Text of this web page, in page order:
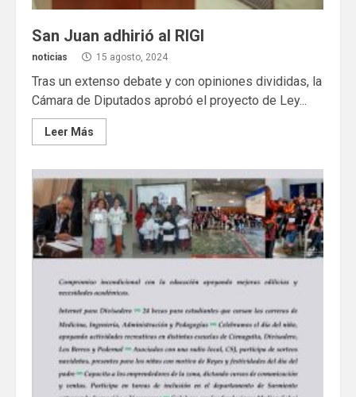
San Juan adhirió al RIGI
noticias 15 agosto, 2024
Tras un extenso debate y con opiniones divididas, la
Cámara de Diputados aprobó el proyecto de Ley...
Leer Más